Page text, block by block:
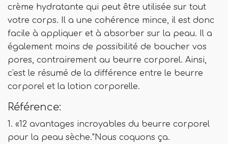
crème hydratante qui peut être utilisée sur tout
votre corps. Il a une cohérence mince, il est donc
facile à appliquer et à absorber sur la peau. Il a
également moins de possibilité de boucher vos
pores, contrairement au beurre corporel. Ainsi,
c'est le résumé de la différence entre le beurre
corporel et la lotion corporelle.
Référence:
1. «12 avantages incroyables du beurre corporel
pour la peau sèche."Nous coquons ça.